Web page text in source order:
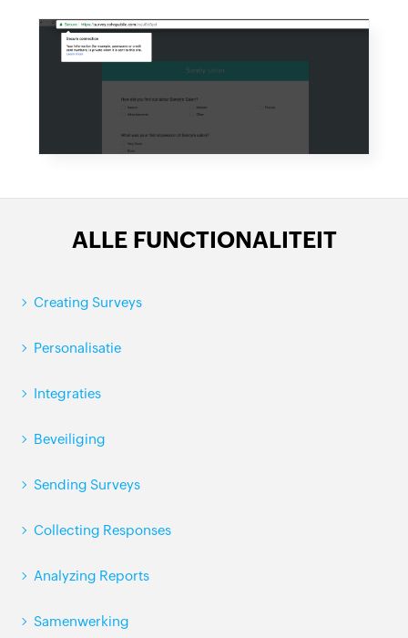
ALLE FUNCTIONALITEIT
Creating Surveys
Personalisatie
Integraties
Beveiliging
Sending Surveys
Collecting Responses
Analyzing Reports
Samenwerking